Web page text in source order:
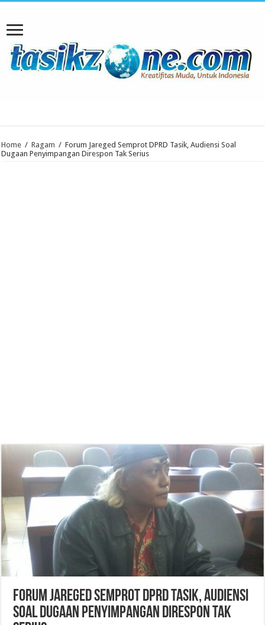
Home / Ragam / Forum Jareged Semprot DPRD Tasik, Audiensi Soal
Dugaan Penyimpangan Direspon Tak Serius
Forum Jareged Semprot DPRD Tasik, Audiensi
Soal Dugaan Penyimpangan Direspon Tak